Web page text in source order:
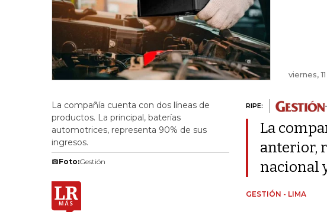
viernes,
La compañía cuenta con dos líneas de
productos. La principal, baterías
automotrices, representa 90% de sus
ingresos.
Foto:Gestión
RIPE:
La
anterior,
nacional
GESTIÓN - LIMA